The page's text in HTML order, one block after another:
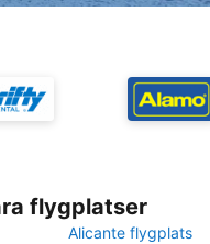
flygplatser
Alicante flygplats